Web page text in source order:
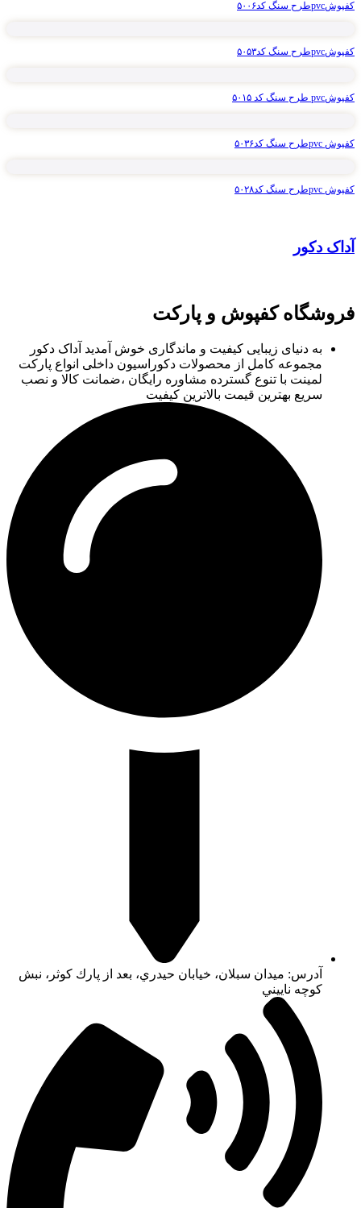
کفپوشpvcطرح سنگ کد۵۰۰۶
کفپوشpvcطرح سنگ کد۵۰۵۳
کفپوشpvc طرح سنگ کد ۵۰۱۵
کفپوش pvcطرح سنگ کد۵۰۳۶
کفپوش pvcطرح سنگ کد۵۰۲۸
آداک دکور
فروشگاه کفپوش و پارکت
به دنیای زیبایی کیفیت و ماندگاری خوش آمدید آداک دکور
مجموعه کامل از محصولات دکوراسیون داخلی انواع پارکت
لمینت با تنوع گسترده مشاوره رایگان ،ضمانت کالا و نصب
سریع بهترین قیمت بالاترین کیفیت
آدرس: ميدان سبلان، خيابان حيدري، بعد از پارك كوثر، نبش
كوچه ناييني